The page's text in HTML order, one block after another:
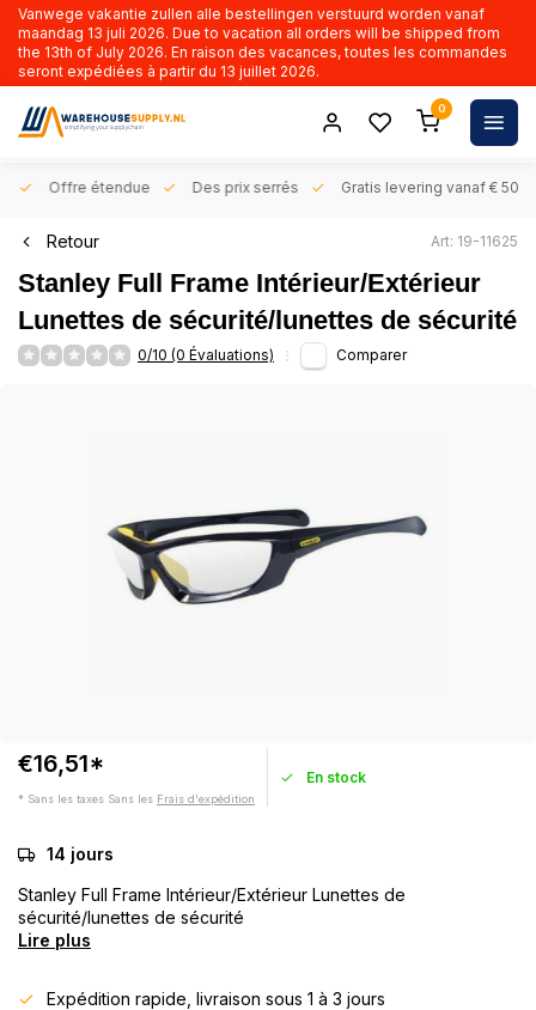
Vanwege vakantie zullen alle bestellingen verstuurd worden vanaf
maandag 13 juli 2026. Due to vacation all orders will be shipped from
the 13th of July 2026. En raison des vacances, toutes les commandes
seront expédiées à partir du 13 juillet 2026.
0
Offre étendue Des prix serrés Gratis levering vanaf € 50,-
Retour Art: 19-11625
Stanley Full Frame Intérieur/Extérieur
Lunettes de sécurité/lunettes de sécurité
0/10 (0 Évaluations) Comparer
€16,51*
* Sans les taxes Sans les Frais d'expédition
En stock
14 jours
Stanley Full Frame Intérieur/Extérieur Lunettes de
sécurité/lunettes de sécurité
Lire plus
Expédition rapide, livraison sous 1 à 3 jours